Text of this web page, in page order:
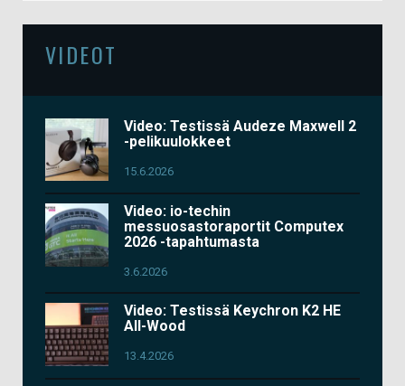
VIDEOT
Video: Testissä Audeze Maxwell 2
-pelikuulokkeet
15.6.2026
Video: io-techin
messuosastoraportit Computex
2026 -tapahtumasta
3.6.2026
Video: Testissä Keychron K2 HE
All-Wood
13.4.2026